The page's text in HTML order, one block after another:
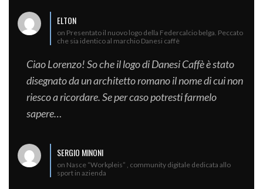
ELTON
on Presentato il nuovo logo della Federcalcio belga. Peccato
che sia identico al marchio Danesi caffè
Ciao Lorenzo! So che il logo di Danesi Caffè è stato
disegnato da un architetto romano il nome di cui non
riesco a ricordare. Se per caso potresti farmelo
sapere…
SERGIO MINONI
on Nasce “Workpleis” , community digitale dedicata allo
sport in azienda